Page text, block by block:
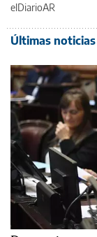
elDiarioAR
Últimas noticias